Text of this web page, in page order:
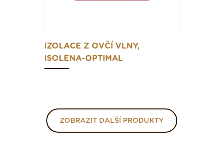
IZOLACE Z OVČÍ VLNY,
ISOLENA-OPTIMAL
ZOBRAZIT DALŠÍ PRODUKTY